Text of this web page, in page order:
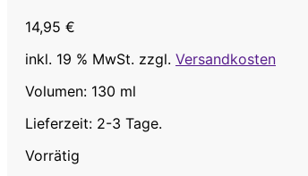
14,95 €
inkl. 19 % MwSt. zzgl. Versandkosten
Volumen: 130 ml
Lieferzeit: 2-3 Tage.
Vorrätig